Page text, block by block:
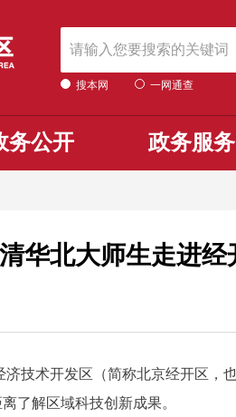
搜本网 一网通查
务公开 政务服务
清华北大师生走进
术开发区（简称北京经开区，
了解区域科技创新成果。